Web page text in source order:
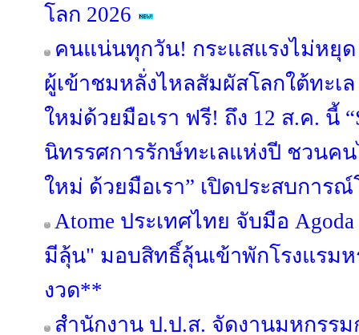
โลก 2026
คนแน่นทุกวัน! กระแสแรงไม่หยุด
ผู้เข้าชมหลั่งไหลสัมผัสโลกใต้ทะเล
ใหม่ด้วยมือเรา ฟรี! ถึง 12 ส.ค. นี้
นิทรรศการรักษ์ทะเลแห่งปี ชวนคน
ใหม่ ด้วยมือเรา” เปิดประสบการ
Atome ประเทศไทย จับมือ
มีลุ้น" มอบสิทธิ์ลุ้นเข้าพักโรงแรม
งวด**
สำนักงาน ป.ป.ส. จัดงานมหกรร